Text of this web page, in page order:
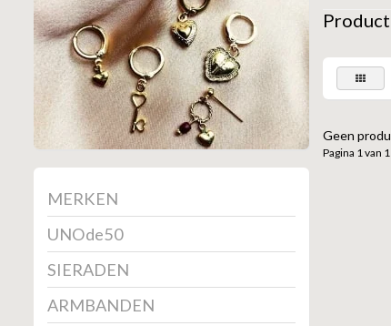
MERKEN
UNOde50
SIERADEN
ARMBANDEN
Geen
Pagina 1 van 1